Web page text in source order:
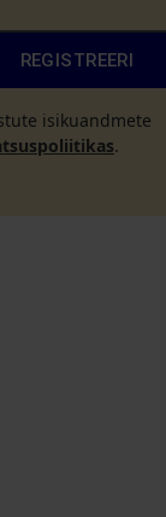
REGISTREERI
isikuandmete
.